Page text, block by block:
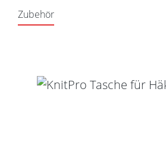
Zubehör